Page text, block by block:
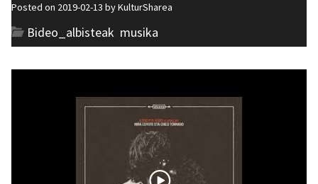
Posted on 2019-02-13 byKulturSharea
Bideo_albisteak musika